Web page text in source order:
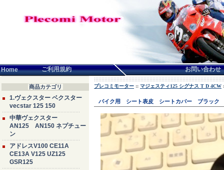
Home ご利用規約 お問い合わせ
商品カテゴリ
1.ヴェクスター ベクスター
vecstar 125 150
中華ヴェクスター
AN125 AN150 ネプチュー
ン
アドレスV100 CE11A
CE13A V125 UZ125
GSR125
プレコミモーター :: マジェスティ125 シグナス T D 4CW
バイク用 シート表皮 シートカバー ブラック